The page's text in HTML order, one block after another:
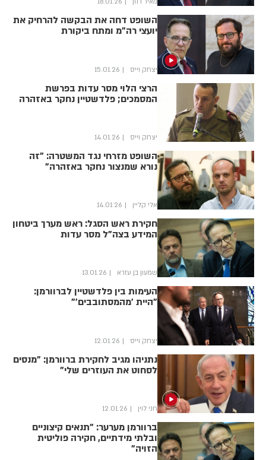
השופט דחה את הבקשה להרחיק את
יועצי רה"מ ומתח ביקורת
יצחק וייס 15.01.26
הרצי הלוי מסר עדות בפרשת
המסמכים; פלדשטיין נחקר באזהרה
יצחק וייס 14.01.26
השופט מזרחי נגד המשטרה: "זה
נורא שמנצור נחקר באזהרה"
אלי קליין 14.01.26
חקירת ראש הסגל: ראש מערך ביטחון
המידע בצה"ל מסר עדות
שמעון בן עזרא 13.01.26
העימות בין פלדשטיין לברוורמן:
"היית 'מהמסתובבים'"
יצחק וייס 12.01.26
נתניהו מגיב לחקירת ברוורמן: "מנסים
לסחוט את העוזרים שלי"
חני לוין 12.01.26
ברוורמן מערער: "תנאים קיצוניים
ובלתי מידתיים, חקירה פוליטית
הזויה"